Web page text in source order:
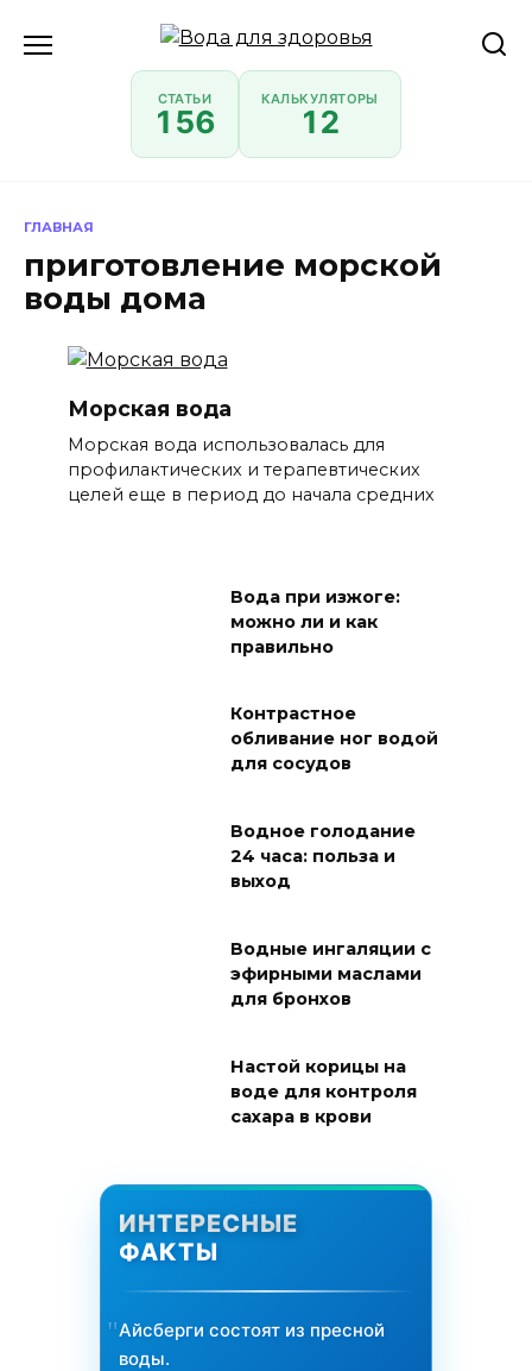
СТАТЬИ
156
КАЛЬКУЛЯТОРЫ
12
ГЛАВНАЯ
приготовление морской
воды дома
Морская вода
Морская вода использовалась для
профилактических и терапевтических
целей еще в период до начала средних
Вода при изжоге:
можно ли и как
правильно
Контрастное
обливание ног водой
для сосудов
Водное голодание
24 часа: польза и
выход
Водные ингаляции с
эфирными маслами
для бронхов
Настой корицы на
воде для контроля
сахара в крови
ИНТЕРЕСНЫЕ
ФАКТЫ
Айсберги состоят из пресной
воды.